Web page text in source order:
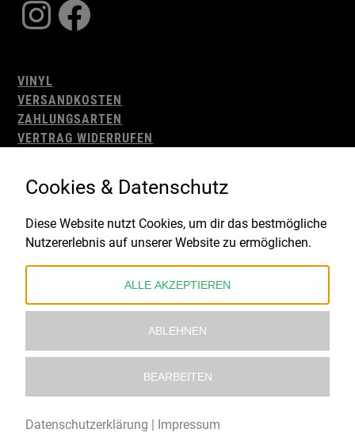
Instagram
Facebook
VINYL
VERSANDKOSTEN
ZAHLUNGSARTEN
VERTRAG WIDERRUFEN
WIDERRUFSBELEHRUNG
IMPRESSUM
Gefördert durch:
Cookies & Datenschutz
Diese Website nutzt Cookies, um dir das bestmögliche
Nutzererlebnis auf unserer Website zu ermöglichen.
ALLE AKZEPTIEREN
ABLEHNEN
BEARBEITEN
Datenschutzerklärung | Impressum